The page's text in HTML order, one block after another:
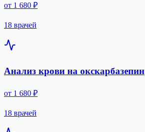
от 1 680 ₽
18 врачей
Анализ крови на окскарбазепин
от 1 680 ₽
18 врачей